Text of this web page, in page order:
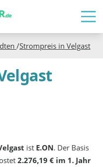
/Strompreis in Velgast
ist E.ON. Der Basis
2.276,19 € im 1. Jahr